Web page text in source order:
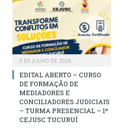
9 DE JULHO DE 2026
EDITAL ABERTO – CURSO
DE FORMAÇÃO DE
MEDIADORES E
CONCILIADORES JUDICIAIS
– TURMA PRESENCIAL – 1º
CEJUSC TUCURUÍ